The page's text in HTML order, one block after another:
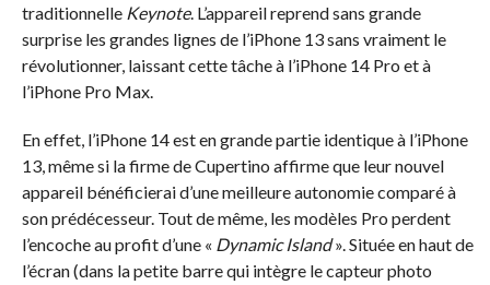
traditionnelle Keynote. L’appareil reprend sans grande
surprise les grandes lignes de l’iPhone 13 sans vraiment le
révolutionner, laissant cette tâche à l’iPhone 14 Pro et à
l’iPhone Pro Max.
En effet, l’iPhone 14 est en grande partie identique à l’iPhone
13, même si la firme de Cupertino affirme que leur nouvel
appareil bénéficierai d’une meilleure autonomie comparé à
son prédécesseur. Tout de même, les modèles Pro perdent
l’encoche au profit d’une « Dynamic Island». Située en haut de
l’écran (dans la petite barre qui intègre le capteur photo